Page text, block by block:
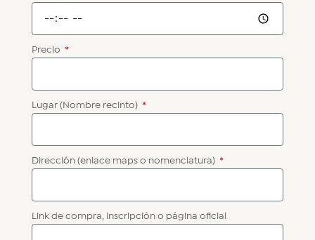
Precio
Lugar (Nombre recinto)
Dirección (enlace maps o nomenclatura)
Link de compra, inscripción o página oficial